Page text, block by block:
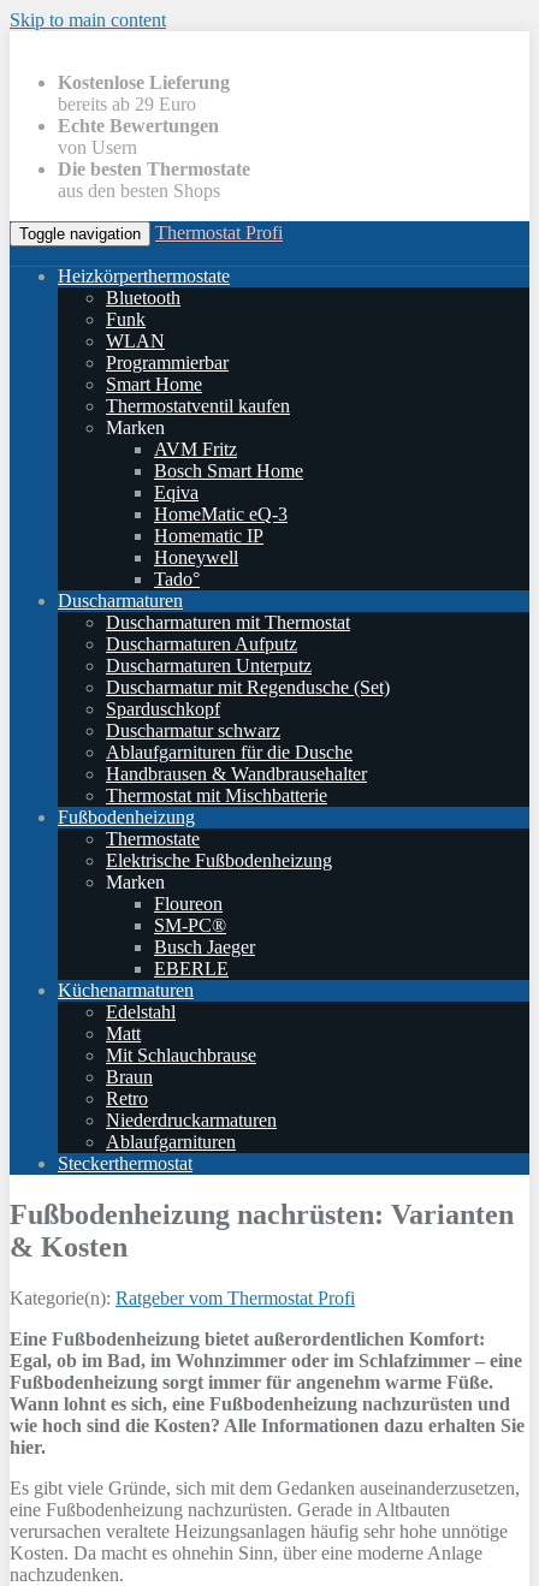
Skip to main content
Kostenlose Lieferung
bereits ab 29 Euro
Echte Bewertungen
von Usern
Die besten Thermostate
aus den besten Shops
Toggle navigation Thermostat Profi
Heizkörperthermostate
Bluetooth
Funk
WLAN
Programmierbar
Smart Home
Thermostatventil kaufen
Marken
AVM Fritz
Bosch Smart Home
Eqiva
HomeMatic eQ-3
Homematic IP
Honeywell
Tado°
Duscharmaturen
Duscharmaturen mit Thermostat
Duscharmaturen Aufputz
Duscharmaturen Unterputz
Duscharmatur mit Regendusche (Set)
Sparduschkopf
Duscharmatur schwarz
Ablaufgarnituren für die Dusche
Handbrausen & Wandbrausehalter
Thermostat mit Mischbatterie
Fußbodenheizung
Thermostate
Elektrische Fußbodenheizung
Marken
Floureon
SM-PC®
Busch Jaeger
EBERLE
Küchenarmaturen
Edelstahl
Matt
Mit Schlauchbrause
Braun
Retro
Niederdruckarmaturen
Ablaufgarnituren
Steckerthermostat
Fußbodenheizung nachrüsten: Varianten
& Kosten
Kategorie(n): Ratgeber vom Thermostat Profi
Eine Fußbodenheizung bietet außerordentlichen Komfort:
Egal, ob im Bad, im Wohnzimmer oder im Schlafzimmer – eine
Fußbodenheizung sorgt immer für angenehm warme Füße.
Wann lohnt es sich, eine Fußbodenheizung nachzurüsten und
wie hoch sind die Kosten? Alle Informationen dazu erhalten Sie
hier.
Es gibt viele Gründe, sich mit dem Gedanken auseinanderzusetzen,
eine Fußbodenheizung nachzurüsten. Gerade in Altbauten
verursachen veraltete Heizungsanlagen häufig sehr hohe unnötige
Kosten. Da macht es ohnehin Sinn, über eine moderne Anlage
nachzudenken.